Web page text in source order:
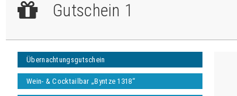
Übernachtungsgutschein
Gutschein 1
Übernachtungsgutschein
Wein- & Cocktailbar „Byntze 1318“